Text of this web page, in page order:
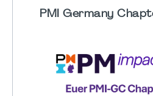
PMI Germany